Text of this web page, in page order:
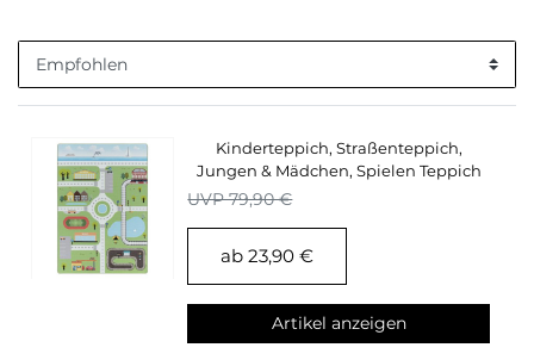
Kinderteppich, Straßenteppich,
Jungen & Mädchen, Spielen Teppich
Kinderzimmer
UVP 79,90 €
ab 23,90 €
Artikel anzeigen